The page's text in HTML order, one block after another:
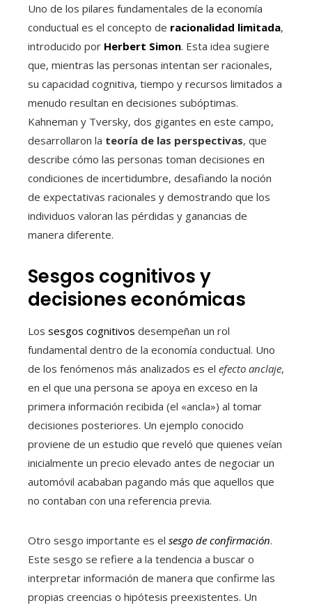
Uno de los pilares fundamentales de la economía
conductual es el concepto de racionalidad limitada,
introducido por Herbert Simon. Esta idea sugiere
que, mientras las personas intentan ser racionales,
su capacidad cognitiva, tiempo y recursos limitados a
menudo resultan en decisiones subóptimas.
Kahneman y Tversky, dos gigantes en este campo,
desarrollaron la teoría de las perspectivas, que
describe cómo las personas toman decisiones en
condiciones de incertidumbre, desafiando la noción
de expectativas racionales y demostrando que los
individuos valoran las pérdidas y ganancias de
manera diferente.
Sesgos cognitivos y
decisiones económicas
Los sesgos cognitivos desempeñan un rol
fundamental dentro de la economía conductual. Uno
de los fenómenos más analizados es el efecto anclaje,
en el que una persona se apoya en exceso en la
primera información recibida (el «ancla») al tomar
decisiones posteriores. Un ejemplo conocido
proviene de un estudio que reveló que quienes veían
inicialmente un precio elevado antes de negociar un
automóvil acababan pagando más que aquellos que
no contaban con una referencia previa.
Otro sesgo importante es el sesgo de confirmación.
Este sesgo se refiere a la tendencia a buscar o
interpretar información de manera que confirme las
propias creencias o hipótesis preexistentes. Un